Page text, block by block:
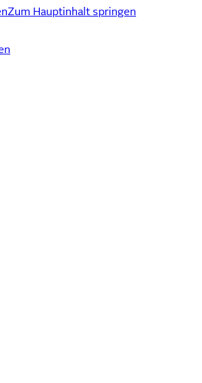
Zum Hauptinhalt springen